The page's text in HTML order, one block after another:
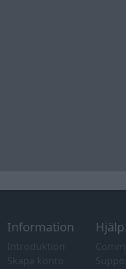
Tips och